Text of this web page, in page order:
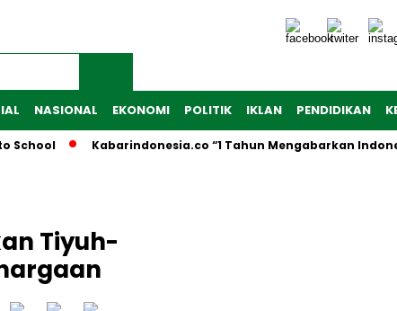
NASIONAL EKONOMI POLITIK IKLAN PENDIDIKAN
School Kabarindonesia.co “1 Tahun Mengabarkan
Tiyuh-